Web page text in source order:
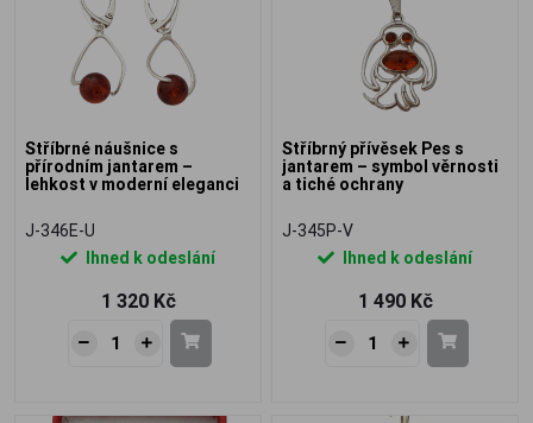
Stříbrné náušnice s
přírodním jantarem –
lehkost v moderní eleganci
J-346E-U
Ihned k odeslání
1 320 Kč
Stříbrný přívěsek Pes s
jantarem – symbol věrnosti
a tiché ochrany
J-345P-V
Ihned k odeslání
1 490 Kč